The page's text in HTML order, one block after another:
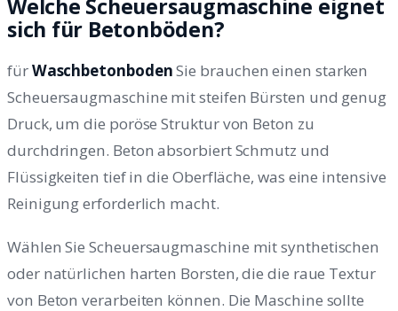
Welche Scheuersaugmaschine eignet
sich für Betonböden?
fürWaschbetonbodenSie brauchen einen starken
Scheuersaugmaschine mit steifen Bürsten und genug
Druck, um die poröse Struktur von Beton zu
durchdringen. Beton absorbiert Schmutz und
Flüssigkeiten tief in die Oberfläche, was eine intensive
Reinigung erforderlich macht.
Wählen Sie Scheuersaugmaschine mit synthetischen
oder natürlichen harten Borsten, die die raue Textur
von Beton verarbeiten können. Die Maschine sollte